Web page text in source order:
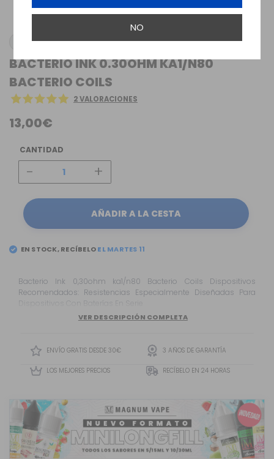
NO
BACTERIO COILS
BACTERIO INK 0.30OHM KA1/N80
BACTERIO COILS
2 VALORACIONES
13,00€
CANTIDAD
- +
AÑADIR A LA CESTA
EN STOCK, RECÍBELO
Bacterio Ink 0,30ohm ka1/n80 Bacterio Coils Dispositivos
Recomendados: Resistencias Especialmente Diseñadas Para
Dispositivos Con Baterías En Serie
VER DESCRIPCIÓN COMPLETA
ENVÍO GRATIS DESDE 30€ 3 AÑOS DE GARANTÍA
LOS MEJORES PRECIOS RECÍBELO EN 24 HORAS